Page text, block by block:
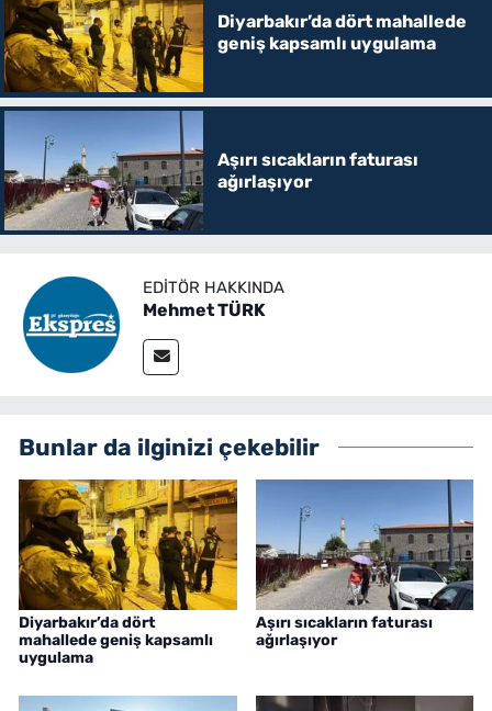
Diyarbakır’da dört mahallede
geniş kapsamlı uygulama
Aşırı sıcakların faturası
ağırlaşıyor
EDITÖR HAKKINDA
Mehmet TÜRK
Bunlar da ilginizi çekebilir
Diyarbakır’da dört
mahallede geniş kapsamlı
uygulama
Aşırı sıcakların faturası
ağırlaşıyor